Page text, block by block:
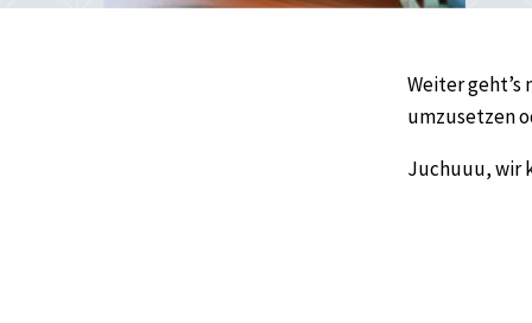
Weiter
umzusetzen
Juchuuu, wir